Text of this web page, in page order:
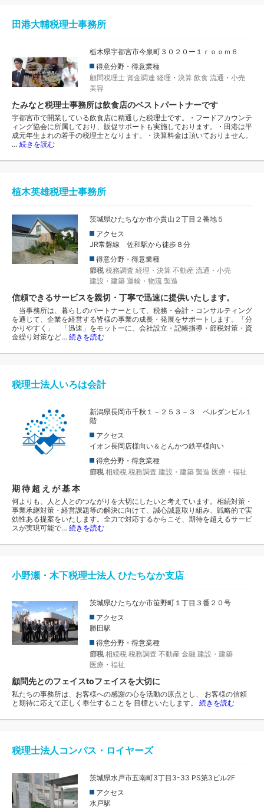
田港大輔税理士事務所
栃木県宇都宮市今泉町３０２０ー１ｒｏｏｍ６
得意分野・得意業種
顧問税理士 資金調達 経理・決算 飲食 流通・小売
美容
たみなと税理士事務所は飲食店のベストパートナーです
宇都宮市で開業している飲食店に精通した税理士です。・フードアカウンテ
ィング協会に所属しており、販促サポートも実施しております。・田港は平
成元年生まれの若手の税理士となります。・決算料金は頂いておりません。
… 続きを読む
植木英雄税理士事務所
茨城県ひたちなか市小貫山２丁目２番地５
アクセス
JR常磐線 佐和駅から徒歩８分
得意分野・得意業種
節税 税務調査 経理・決算 不動産 流通・小売
建設・建築 運輸・物流 製造
信頼できるサービスを親切・丁寧で迅速に提供いたします。
当事務所は、暮らしのパートナーとして、税務・会計・コンサルティング
を通じて、企業を経営する皆様の事業の成長・発展をサポートします。「分
かりやすく」 「迅速」をモットーに、会社設立・記帳指導・節税対策・資
金繰り対策など… 続きを読む
税理士法人いろは会計
新潟県長岡市千秋１－２５３－３ ベルダンビル１
階
アクセス
イオン長岡店様向い＆とんかつ鉄平様向い
得意分野・得意業種
節税 相続税 税務調査 建設・建築 製造 医療・福祉
期 待 超 え が 基 本
何よりも、人と人とのつながりを大切にしたいと考えています。相続対策・
事業承継対策・経営課題等の解決に向けて、誠心誠意取り組み、戦略的で実
効性ある提案をいたします。全力で対応するからこそ、期待を超えるサービ
スが実現可能で… 続きを読む
小野瀬・木下税理士法人 ひたちなか支店
茨城県ひたちなか市笹野町１丁目３番２０号
アクセス
勝田駅
得意分野・得意業種
節税 相続税 税務調査 不動産 金融 建設・建築
医療・福祉
顧問先とのフェイスtoフェイスを大切に
私たちの事務所は、お客様への感謝の心を活動の原点とし、 お客様の信頼
と期待に応えて正しく奉仕することを 目標といたします。 続きを読む
税理士法人コンパス・ロイヤーズ
茨城県水戸市五南町3丁目3-33 PS第3ビル2F
アクセス
水戸駅